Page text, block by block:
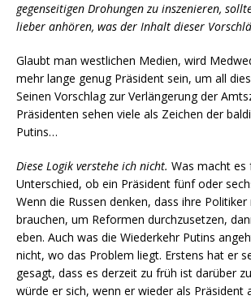
gegenseitigen Drohungen zu inszenieren,
lieber anhören, was der Inhalt dieser
Glaubt man westlichen Medien, wird
mehr lange genug Präsident sein, um all
Seinen Vorschlag zur Verlängerung der
Präsidenten sehen viele als Zeichen der
Putins…
Diese Logik verstehe ich nicht. Was macht es
Unterschied, ob ein Präsident fünf oder
Wenn die Russen denken, dass ihre
brauchen, um Reformen durchzusetzen,
eben. Auch was die Wiederkehr Putins
nicht, wo das Problem liegt. Erstens hat er
gesagt, dass es derzeit zu früh ist darüber
würde er sich, wenn er wieder als Präsident